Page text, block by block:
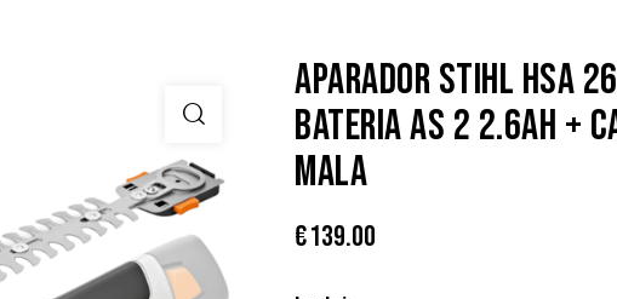
APARADOR STIHL HSA
BATERIA AS 2 2.6AH +
MALA
€139.00